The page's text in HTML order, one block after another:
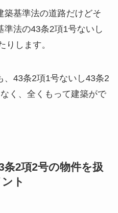
築基準法の道路だけどそ
準法の43条2項1号ないし
りします。
、43条2項1号ないし43条2
く、全くもって建築がで
2項2号の物件を扱
ト